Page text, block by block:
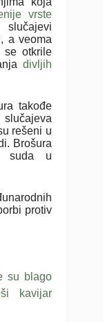
vrste
slučajevi
a veoma
se otkrile
divljih
takođe
rešeni u
Brošura
suda u
protiv
su blago
kavijar